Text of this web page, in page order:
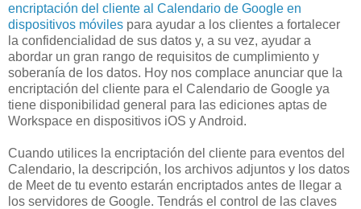
encriptación del cliente al Calendario de Google en
dispositivos móviles para ayudar a los clientes a fortalecer
la confidencialidad de sus datos y, a su vez, ayudar a
abordar un gran rango de requisitos de cumplimiento y
soberanía de los datos. Hoy nos complace anunciar que la
encriptación del cliente para el Calendario de Google ya
tiene disponibilidad general para las ediciones aptas de
Workspace en dispositivos iOS y Android.
Cuando utilices la encriptación del cliente para eventos del
Calendario, la descripción, los archivos adjuntos y los datos
de Meet de tu evento estarán encriptados antes de llegar a
los servidores de Google. Tendrás el control de las claves